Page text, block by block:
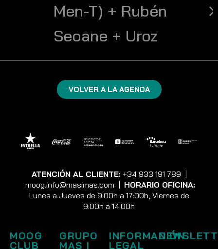
Men-T) + Rubén
Seoane + Uroz
VOLVER A LA AGENDA
ATENCIÓN AL CLIENTE: +34 933 191 789 |
moog.info@masimas.com | HORARIO OFICINA:
Lunes a Jueves de 9:00h a 17:00h, Viernes de
9:00h a 14:00h
MOOG
CLUB
GRUPO
MAS I
INFORMACIÓN
LEGAL